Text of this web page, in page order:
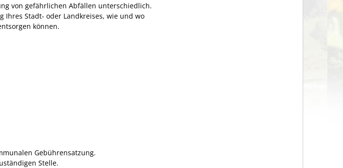
von gefährlichen Abfällen unterschiedlich.
Ihres Stadt- oder Landkreises, wie und wo
können.
Gebührensatzung.
Stelle.